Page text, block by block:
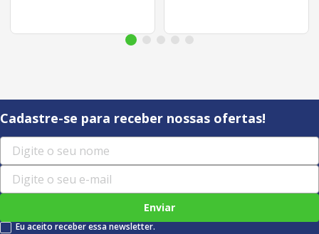
Cadastre-se para receber nossas ofertas!
Enviar
Eu aceito receber essa newsletter.